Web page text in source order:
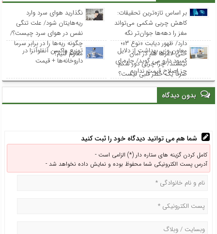
بر اساس تازه‌ترین تحقیقات:
کاهش چربی شکمی می‌تواند
مغز را دهه‌ها جوان‌تر نگه
دارد/ ظهور دیابت «نوع ۳»؛
حتی لاغرها هم در امان
نیستند/ چرا چربی دور شکم
صرفاً یک خطر قلبی نیست؟
نگذارید هوای سرد وارد
ریه‌هایتان شود/ علت تنگی
نفس در هوای سرد چیست؟/
چگونه ریه‌ها را در برابر سرما
مقاوم کنیم؟
معاون وزیر بهداشت از دلایل
کمبود دارو می گوید/ چاره ای
جز اصلاح قیمت نداریم
توزیع واکسن‌ آنفلوآنزا در
داروخانه‌ها + قیمت
بدون دیدگاه
شما هم می توانید دیدگاه خود را ثبت کنید
کامل کردن گزینه های ستاره دار (*) الزامی است -
آدرس پست الکترونیکی شما محفوظ بوده و نمایش داده نخواهد شد -